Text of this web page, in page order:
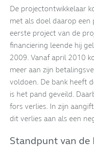
De projectontwikkelaar
met als doel daarop
eerste project van de
financiering leende hij
2009. Vanaf april 2010
meer aan zijn
voldoen. De bank heeft
is het pand geveild.
fors verlies. In zijn
dit verlies aan als een
Standpunt van